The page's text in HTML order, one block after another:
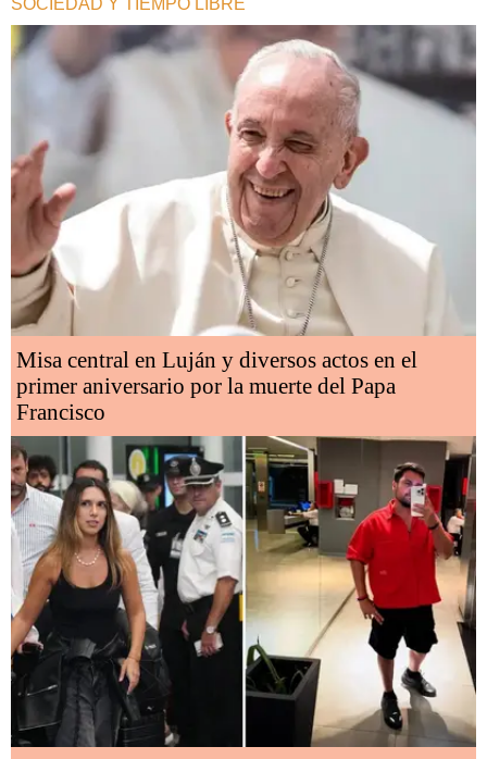
SOCIEDAD Y TIEMPO LIBRE
Misa central en Luján y diversos actos en el
primer aniversario por la muerte del Papa
Francisco